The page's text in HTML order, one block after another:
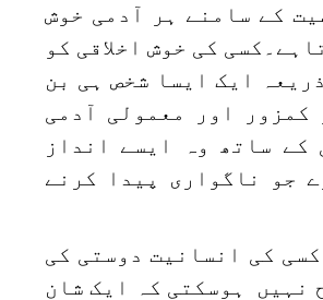
کے سامنے ہر آدمی خوش
کی خوش اخلاقی کو
ایک ایسا شخص ہی بن
کمزور اور معمولی آدمی
کے ساتھ وہ ایسے انداز
جو ناگواری پیدا کرنے
کسی کی انسانیت دوستی کی
نہیں ہوسکتی کہ ایک شان